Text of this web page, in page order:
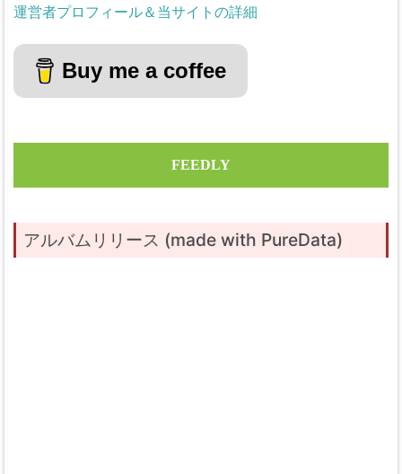
運営者プロフィール＆当サイトの詳細
Buy me a coffee
FEEDLY
アルバムリリース (made with PureData)